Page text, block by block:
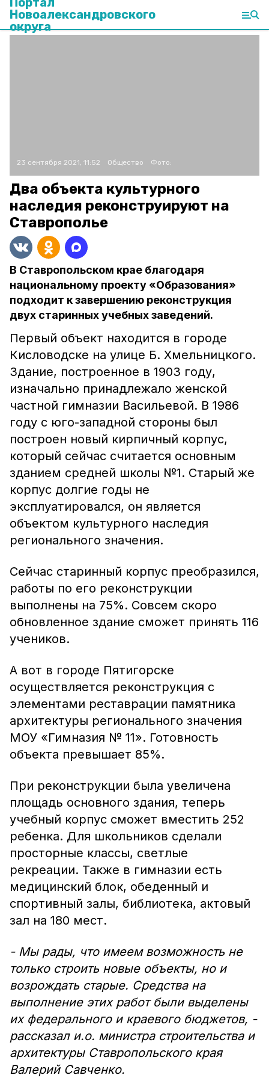
Новоалександровского
округа
23 сентября 2021, 11:52 Общество Фото:
Два объекта культурного
наследия реконструируют на
Ставрополье
В Ставропольском крае благодаря
национальному проекту «Образования»
подходит к завершению реконструкция
двух старинных учебных заведений.
Первый объект находится в городе
Кисловодске на улице Б. Хмельницкого.
Здание, построенное в 1903 году,
изначально принадлежало женской
частной гимназии Васильевой. В 1986
году с юго-западной стороны был
построен новый кирпичный корпус,
который сейчас считается основным
зданием средней школы №1. Старый же
корпус долгие годы не
эксплуатировался, он является
объектом культурного наследия
регионального значения.
Сейчас старинный корпус преобразился,
работы по его реконструкции
выполнены на 75%. Совсем скоро
обновленное здание сможет принять 116
учеников.
А вот в городе Пятигорске
осуществляется реконструкция с
элементами реставрации памятника
архитектуры регионального значения
МОУ «Гимназия № 11». Готовность
объекта превышает 85%.
При реконструкции была увеличена
площадь основного здания, теперь
учебный корпус сможет вместить 252
ребенка. Для школьников сделали
просторные классы, светлые
рекреации. Также в гимназии есть
медицинский блок, обеденный и
спортивный залы, библиотека, актовый
зал на 180 мест.
- Мы рады, что имеем возможность не
только строить новые объекты, но и
возрождать старые. Средства на
выполнение этих работ были выделены
их федерального и краевого бюджетов, -
рассказал и.о. министра строительства и
архитектуры Ставропольского края
Валерий Савченко.